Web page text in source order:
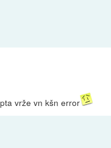
vrže vn kšn error